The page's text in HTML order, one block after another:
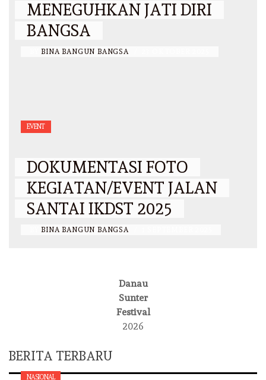
MENEGUHKAN JATI DIRI
BANGSA
BINA BANGUN BANGSA
EVENT
DOKUMENTASI FOTO
KEGIATAN/EVENT JALAN
SANTAI IKDST 2025
BINA BANGUN BANGSA
Danau
Sunter
Festival
2026
BERITA TERBARU
NASIONAL